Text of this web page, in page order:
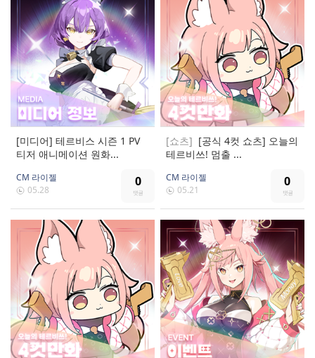
[미디어] 테르비스 시즌 1 PV
티저 애니메이션 원화...
0
CM 라이젤
05.28
[쇼츠] [공식 4컷 쇼츠] 오늘의
테르비쓰! 멈출 ...
0
CM 라이젤
05.21